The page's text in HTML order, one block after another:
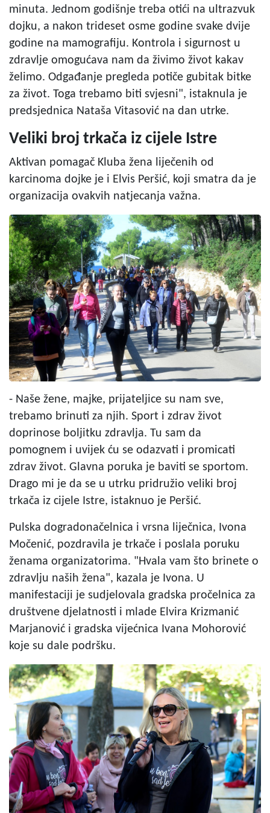
minuta. Jednom godišnje treba otići na ultrazvuk
dojku, a nakon trideset osme godine svake dvije
godine na mamografiju. Kontrola i sigurnost u
zdravlje omogućava nam da živimo život kakav
želimo. Odgađanje pregleda potiče gubitak bitke
za život. Toga trebamo biti svjesni", istaknula je
predsjednica Nataša Vitasović na dan utrke.
Veliki broj trkača iz cijele Istre
Aktivan pomagač Kluba žena liječenih od
karcinoma dojke je i Elvis Peršić, koji smatra da je
organizacija ovakvih natjecanja važna.
- Naše žene, majke, prijateljice su nam sve,
trebamo brinuti za njih. Sport i zdrav život
doprinose boljitku zdravlja. Tu sam da
pomognem i uvijek ću se odazvati i promicati
zdrav život. Glavna poruka je baviti se sportom.
Drago mi je da se u utrku pridružio veliki broj
trkača iz cijele Istre, istaknuo je Peršić.
Pulska dogradonačelnica i vrsna liječnica, Ivona
Močenić, pozdravila je trkače i poslala poruku
ženama organizatorima. "Hvala vam što brinete o
zdravlju naših žena", kazala je Ivona. U
manifestaciji je sudjelovala gradska pročelnica za
društvene djelatnosti i mlade Elvira Krizmanić
Marjanović i gradska vijećnica Ivana Mohorović
koje su dale podršku.